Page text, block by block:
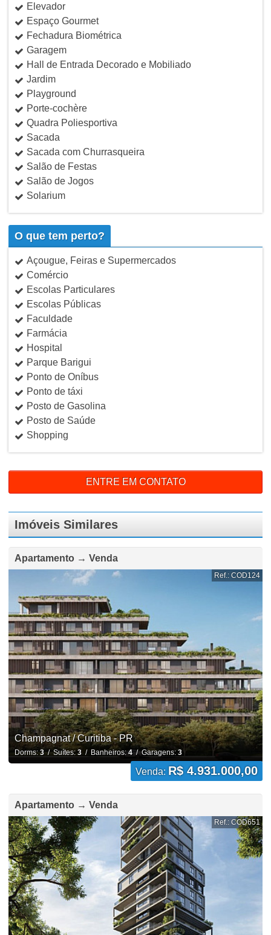
Elevador
Espaço Gourmet
Fechadura Biométrica
Garagem
Hall de Entrada Decorado e Mobiliado
Jardim
Playground
Porte-cochère
Quadra Poliesportiva
Sacada
Sacada com Churrasqueira
Salão de Festas
Salão de Jogos
Solarium
O que tem perto?
Açougue, Feiras e Supermercados
Comércio
Escolas Particulares
Escolas Públicas
Faculdade
Farmácia
Hospital
Parque Barigui
Ponto de Oníbus
Ponto de táxi
Posto de Gasolina
Posto de Saúde
Shopping
ENTRE EM CONTATO
Imóveis Similares
Apartamento → Venda
Ref.: COD124
Champagnat / Curitiba - PR
Dorms: 3/ Suítes: 3/ Banheiros:4/ Garagens: 3
Venda: R$ 4.931.000,00
Apartamento → Venda
Ref.: COD651